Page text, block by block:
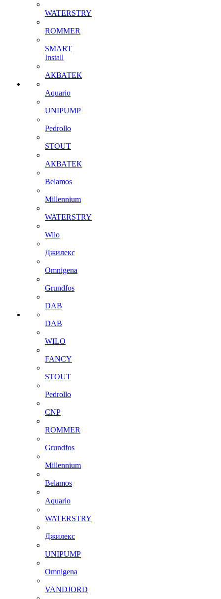
WATERSTRY
ROMMER
SMART
Install
АКВАТЕК
Aquario
UNIPUMP
Pedrollo
STOUT
АКВАТЕК
Belamos
Millennium
WATERSTRY
Wilo
Джилекс
Omnigena
Grundfos
DAB
DAB
WILO
FANCY
STOUT
Pedrollo
CNP
ROMMER
Grundfos
Millennium
Belamos
Aquario
WATERSTRY
Джилекс
UNIPUMP
Omnigena
VANDJORD